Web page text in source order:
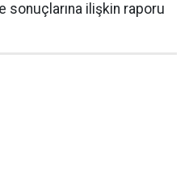
sonuçlarına ilişkin raporu